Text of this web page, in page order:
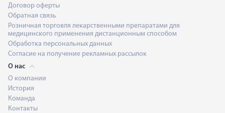
Договор оферты
Обратная связь
Розничная торговля лекарственными препаратами для
медицинского применения дистанционным способом
Обработка персональных данных
Согласие на получение рекламных рассылок
О нас
О компании
История
Команда
Контакты